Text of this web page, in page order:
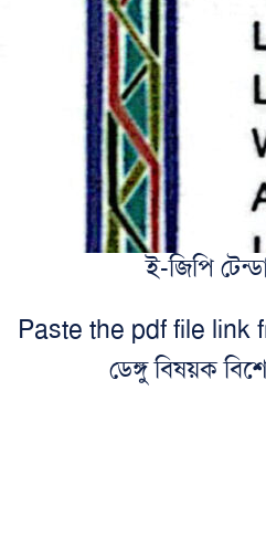
ই-জিপি
Paste the pdf file link
ডেঙ্গু বিষয়ক